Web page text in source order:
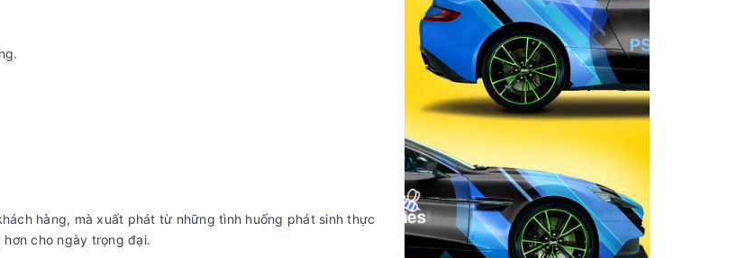
hàng, mà xuất phát từ những tình huống phát sinh thực
cho ngày trọng đại.